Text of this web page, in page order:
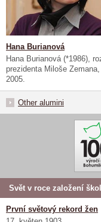
Hana Burianová
Hana Burianová (*1986),
prezidenta Miloše
2005.
Other alumini
Svět v roce založení
První světový rekord žen